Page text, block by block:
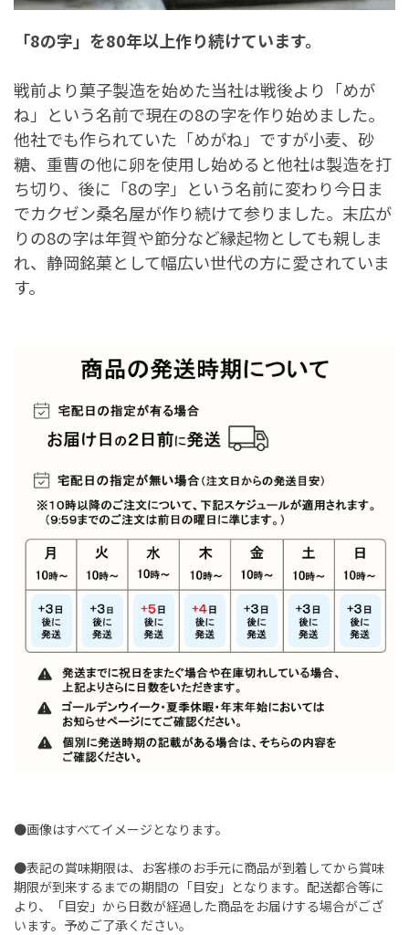
「8の字」を80年以上作り続けています。
戦前より菓子製造を始めた当社は戦後より「めが
ね」という名前で現在の8の字を作り始めました。
他社でも作られていた「めがね」ですが小麦、砂
糖、重曹の他に卵を使用し始めると他社は製造を打
ち切り、後に「8の字」という名前に変わり今日ま
でカクゼン桑名屋が作り続けて参りました。末広が
りの8の字は年賀や節分など縁起物としても親しま
れ、静岡銘菓として幅広い世代の方に愛されていま
す。
●画像はすべてイメージとなります。
●表記の賞味期限は、お客様のお手元に商品が到着してから賞味
期限が到来するまでの期間の「目安」となります。配送都合等に
より、「目安」から日数が経過した商品をお届けする場合がござ
います。予めご了承ください。